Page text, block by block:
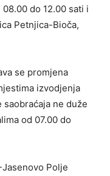
do 12.00 sati i
Petnjica-Bioča,
se promjena
izvodjenja
saobraćaja ne duže
od 07.00 do
Polje